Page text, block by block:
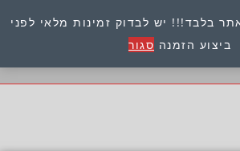
בלבד!!! יש לבדוק זמינות מלאי לפני
ביצוע הזמנה סגור
כתובת : היוזמים 9 אור יהודה שירות לקוחות 054-
8945722